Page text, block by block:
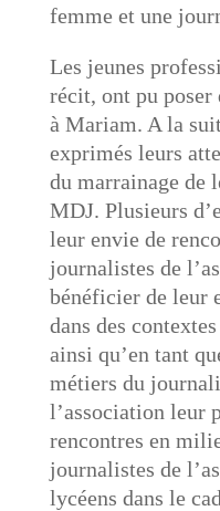
femme et une
Les jeunes
récit, ont pu poser
à Mariam. A la
exprimés leurs
du marrainage de
MDJ. Plusieurs
leur envie de
journalistes de
bénéficier de leur
dans des
ainsi qu’en tant
métiers du
l’association leur
rencontres en
journalistes de
lycéens dans le